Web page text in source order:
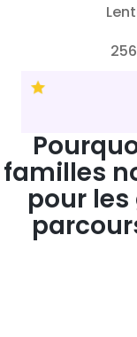
familles
pour